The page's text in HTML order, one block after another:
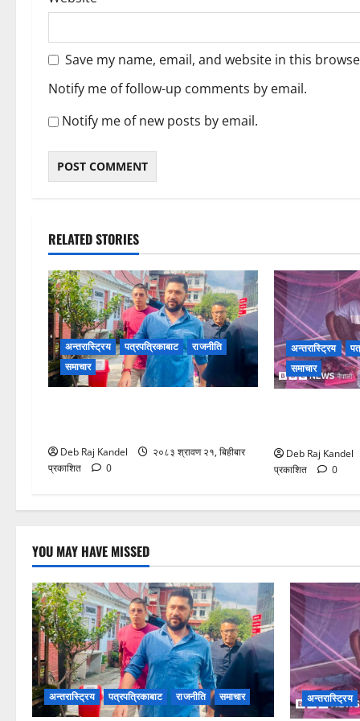
Save my name, email, and website in this
Notify me of follow-up comments by email.
Notify me of new posts by email.
RELATED STORIES
अन्तरास्ट्रिय पत्रपत्रिकाबाट
राजनीति
समाचार
Deb Raj Kandel
२०८३ श्रावण २१, बिहीबार
प्रकाशित
0
अन्तरास्ट्रिय
समाचार
Deb Raj Kandel
प्रकाशित
0
YOU MAY HAVE MISSED
अन्तरास्ट्रिय पत्रपत्रिकाबाट राजनीति समाचार अन्तरास्ट्रिय